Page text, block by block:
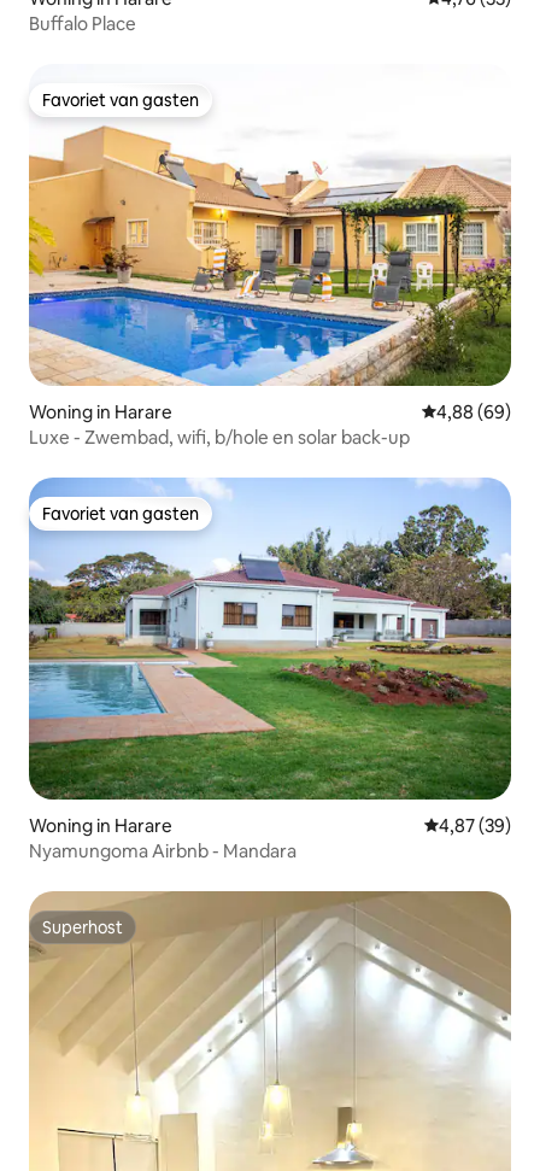
Buffalo Place
Favoriet van gasten
Favoriet van gasten
Woning in Harare Gemiddelde
4,88 (69)
Luxe - Zwembad, wifi, b/hole en solar back-up
Favoriet van gasten
Favoriet van gasten
Woning in Harare Gemiddelde
4,87 (39)
Nyamungoma Airbnb - Mandara
Superhost
Superhost